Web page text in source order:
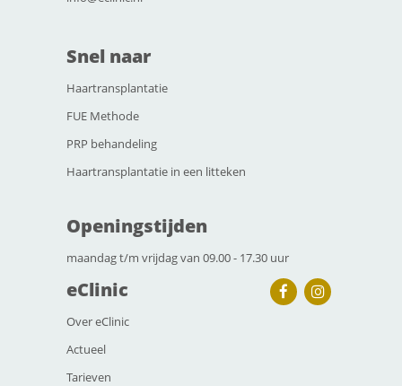
Snel naar
Haartransplantatie
FUE Methode
PRP behandeling
Haartransplantatie in een litteken
Openingstijden
maandag t/m vrijdag van 09.00 - 17.30 uur
eClinic
Over eClinic
Actueel
Tarieven